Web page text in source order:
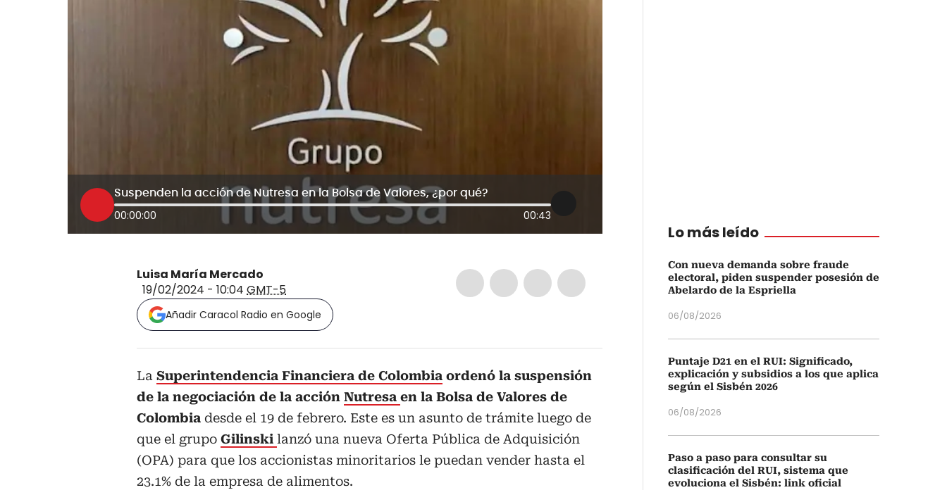
Suspenden la acción de Nutresa en la Bolsa de Valores, ¿por qué?
00:00:00 00:43
Luisa María Mercado
19/02/2024 - 10:04 GMT-5
Añadir Caracol Radio en Google
La Superintendencia Financiera de Colombia ordenó la suspensión
de la negociación de la acción Nutresa en la Bolsa de Valores de
Colombia desde el 19 de febrero. Este es un asunto de trámite luego de
que el grupo Gilinski lanzó una nueva Oferta Pública de Adquisición
(OPA) para que los accionistas minoritarios le puedan vender hasta el
23.1% de la empresa de alimentos.
Lo más leído
Con nueva demanda sobre fraude
electoral, piden suspender posesión de
Abelardo de la Espriella
06/08/2026
Puntaje D21 en el RUI: Significado,
explicación y subsidios a los que aplica
según el Sisbén 2026
06/08/2026
Paso a paso para consultar su
clasificación del RUI, sistema que
evoluciona el Sisbén: link oficial